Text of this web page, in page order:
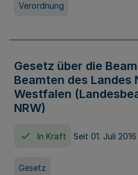
Verordnung
Gesetz über die
Beamten des Landes
Westfalen
NRW)
In Kraft Seit 01. Juli 2016
Gesetz